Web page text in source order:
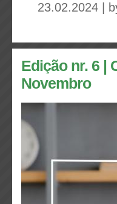
23.02.2024 |
Edição nr. 6 |
Novembro